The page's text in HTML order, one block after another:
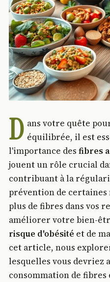
D ans votre quête
équilibrée, il est
l'importance desfibres
jouent un rôle crucial
contribuant à la
prévention de certaines
plus de fibres dans vos
améliorer votre bien-
risque d'obésité et de
cet article, nous
lesquelles vous devriez
consommation de fibres